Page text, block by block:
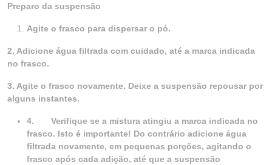
Preparo da suspensão
Agite o frasco para dispersar o pó.
2. Adicione água filtrada com cuidado, até a marca indicada
no frasco.
3. Agite o frasco novamente. Deixe a suspensão repousar por
alguns instantes.
4. Verifique se a mistura atingiu a marca indicada no
frasco. Isto é importante! Do contrário adicione água
filtrada novamente, em pequenas porções, agitando o
frasco após cada adição, até que a suspensão